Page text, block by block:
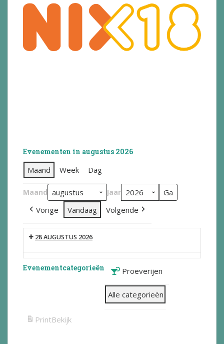
Evenementen in augustus 2026
Maand Week Dag
Maand Jaar
Vorige Vandaag Volgende
28 AUGUSTUS 2026
Evenementcategorieën Proeverijen
Alle categorieën
PrintBekijk